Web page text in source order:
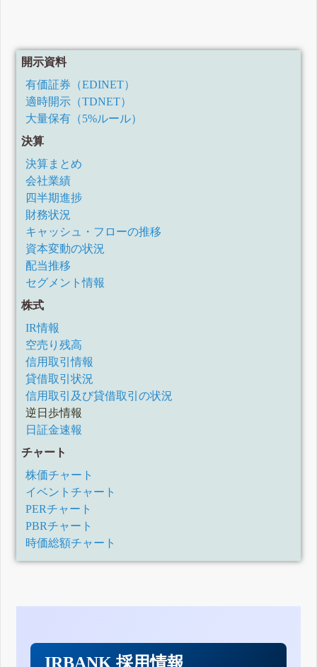
開示資料
有価証券（EDINET）
適時開示（TDNET）
大量保有（5%ルール）
決算
決算まとめ
会社業績
四半期進捗
財務状況
キャッシュ・フローの推移
資本変動の状況
配当推移
セグメント情報
株式
IR情報
空売り残高
信用取引情報
貸借取引状況
信用取引及び貸借取引の状況
逆日歩情報
日証金速報
チャート
株価チャート
イベントチャート
PERチャート
PBRチャート
時価総額チャート
IRBANK 採用情報